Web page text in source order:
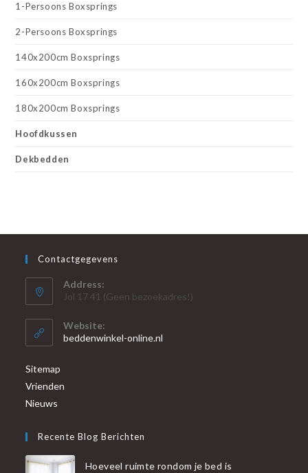
1-Persoons Boxsprings
2-Persoons Boxsprings
140x200cm Boxsprings
160x200cm Boxsprings
180x200cm Boxsprings
Hoofdkussen
Dekbedden
Contactgegevens
Address:
Jol 17 41 (Geen bezoekadres!)
Website:
beddenwinkel-online.nl
Sitemap
Vrienden
Nieuws
Recente Blog Berichten
Hoeveel ruimte rondom je bed is